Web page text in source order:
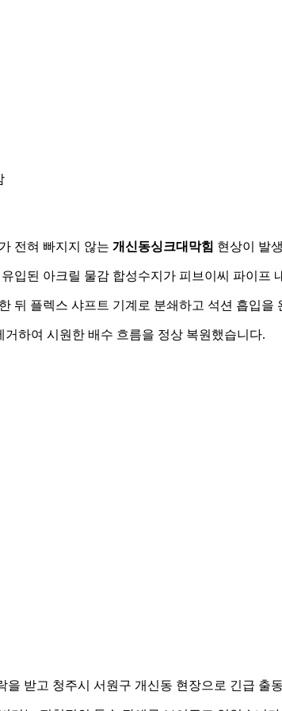
전혀 빠지지 않는 개신동싱크대막힘 현상이 발
입된 아크릴 물감 합성수지가 피브이씨 파이프
뒤 플렉스 샤프트 기계로 분쇄하고 석션 흡입을
하여 시원한 배수 흐름을 정상 복원했습니다.
받고 청주시 서원구 개신동 현장으로 긴급 출